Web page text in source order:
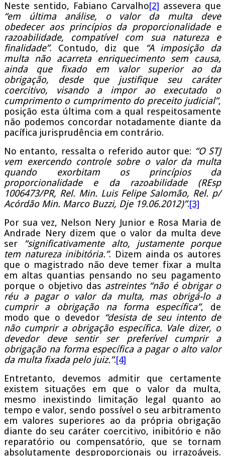
Neste sentido, Fabiano Carvalho[2] assevera que
“em última análise, o valor da multa deve
obedecer aos princípios da proporcionalidade e
razoabilidade, compatível com sua natureza e
finalidade”. Contudo, diz que
“A imposição da
multa não acarreta enriquecimento sem causa,
ainda que fixado em valor superior ao da
obrigação, desde que justifique seu caráter
coercitivo, visando a impor ao executado o
cumprimento o cumprimento do preceito judicial”,
posição esta última com a qual respeitosamente
não podemos concordar notadamente diante da
pacífica jurisprudência em contrário.
No entanto, ressalta o referido autor que: “O STJ
vem exercendo controle sobre o valor da multa
quando exorbitam os princípios da
proporcionalidade e da razoabilidade (REsp
1006473/PR, Rel. Min. Luis Felipe Salomão, Rel. p/
Acórdão Min. Marco Buzzi, Dje 19.06.2012)”.[3]
Por sua vez, Nelson Nery Junior e Rosa Maria de
Andrade Nery dizem que o valor da multa deve
ser “significativamente alto, justamente porque
tem natureza inibitória.”. Dizem ainda os autores
que o magistrado não deve temer fixar a multa
em altas quantias pensando no seu pagamento
porque o objetivo das astreintes “não é obrigar o
réu a pagar o valor da multa, mas obrigá-lo a
cumprir a obrigação na forma específica”, de
modo que o devedor “desista de seu intento de
não cumprir a obrigação específica. Vale dizer, o
devedor deve sentir ser preferível cumprir a
obrigação na forma específica a pagar o alto valor
da multa fixada pelo juiz.”.[4]
Entretanto, devemos admitir que certamente
existem situações em que o valor da multa,
mesmo inexistindo limitação legal quanto ao
tempo e valor, sendo possível o seu arbitramento
em valores superiores ao da própria obrigação
diante do seu caráter coercitivo, inibitório e não
reparatório ou compensatório, que se tornam
absolutamente desproporcionais ou irrazoáveis.